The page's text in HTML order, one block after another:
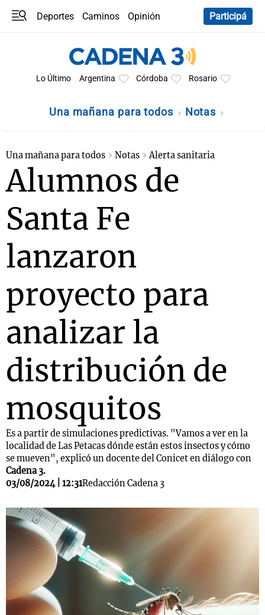
Deportes Caminos
Opinión
Participá
Lo Último Argentina Córdoba Rosario
Una mañana para todos Notas
Una mañana para todos Notas Alerta sanitaria
Alumnos de
Santa Fe
lanzaron
proyecto para
analizar la
distribución de
mosquitos
Es a partir de simulaciones predictivas. "Vamos a ver en la
localidad de Las Petacas dónde están estos insectos y cómo
se mueven", explicó un docente del Conicet en diálogo con
Cadena 3.
03/08/2024 | 12:31Redacción Cadena 3
La Sole en